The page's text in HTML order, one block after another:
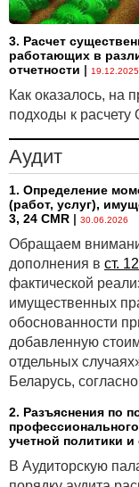
3. Расчет
работающих в
отчетности | 19.12.2025
Как оказалось, на
подходы к расчету
Аудит
1. Определение
(работ, услуг),
3, 24 CMR | 30.06.2026
Обращаем
дополнения в ст.
фактической
имущественных
обоснованности
добавленную
отдельных
Беларусь,
2. Разъяснения по
учетной политики и
В Аудиторскую